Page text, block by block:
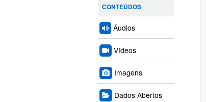
CONTEÚDOS
Áudios
Vídeos
Imagens
Dados Abertos